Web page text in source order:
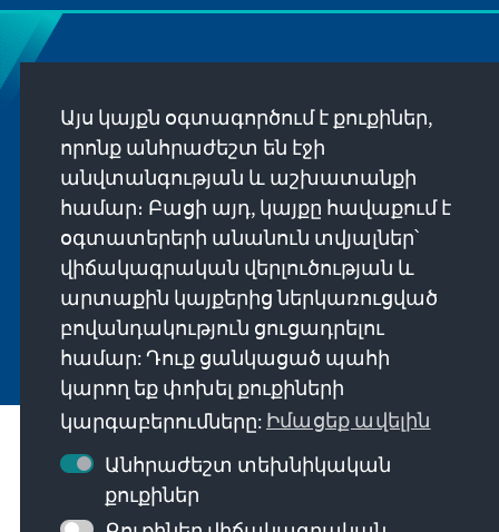
Erhalten Sie exklusive Einblicke in die neuesten
Publikationen, spannende Veranstaltungen und
Projekte direkt von unserer Vorsitzenden
Annegret Kramp-Karrenbauer. Abonnieren Sie
jetzt unseren Newsletter und bleiben Sie immer
auf dem Laufenden.
Jetzt abonnieren
Մեր առաքելությունը
Կապի միջոցներ
Այս կայքն օգտագործում է քուքիներ,
որոնք անհրաժեշտ են էջի
անվտանգության և աշխատանքի
համար։ Բացի այդ, կայքը հավաքում է
օգտատերերի անանուն տվյալներ՝
վիճակագրական վերլուծության և
արտաքին կայքերից ներկառուցված
բովանդակություն ցուցադրելու
համար: Դուք ցանկացած պահի
կարող եք փոխել քուքիների
կարգաբերումները: Իմացեք ավելին
Անհրաժեշտ տեխնիկական
քուքիներ